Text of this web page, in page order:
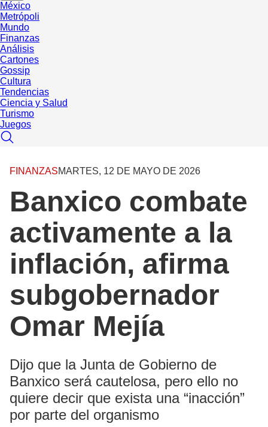
México
Metrópoli
Mundo
Finanzas
Análisis
Cartones
Gossip
Cultura
Tendencias
Ciencia y Salud
Turismo
Juegos
FINANZASMARTES, 12 DE MAYO DE 2026
Banxico combate
activamente a la
inflación, afirma
subgobernador
Omar Mejía
Dijo que la Junta de Gobierno de
Banxico será cautelosa, pero ello no
quiere decir que exista una “inacción”
por parte del organismo